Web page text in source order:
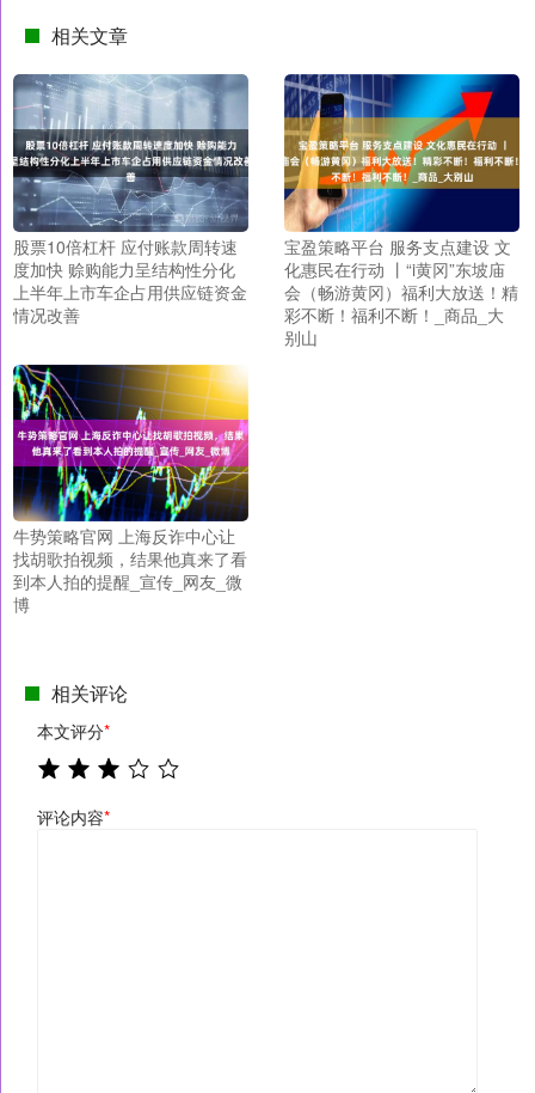
相关文章
股票10倍杠杆 应付账款周转速
度加快 赊购能力呈结构性分化
上半年上市车企占用供应链资金
情况改善
宝盈策略平台 服务支点建设 文
化惠民在行动 丨“i黄冈”东坡庙
会（畅游黄冈）福利大放送！精
彩不断！福利不断！_商品_大
别山
牛势策略官网 上海反诈中心让
找胡歌拍视频，结果他真来了看
到本人拍的提醒_宣传_网友_微
博
相关评论
本文评分*
评论内容*